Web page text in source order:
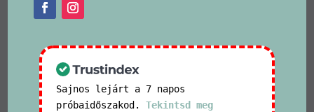
Sajnos lejárt a 7 napos
próbaidőszakod. Tekintsd meg